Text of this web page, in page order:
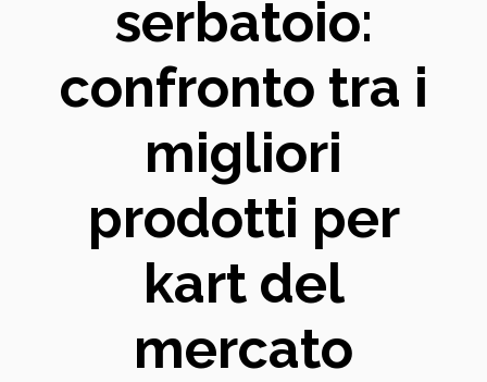
serbatoio:
confronto tra i
migliori
prodotti per
kart del
mercato